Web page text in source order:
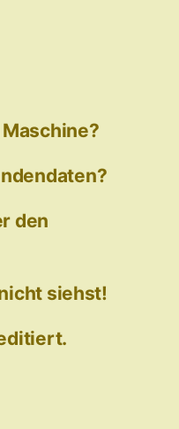
den
siehst!